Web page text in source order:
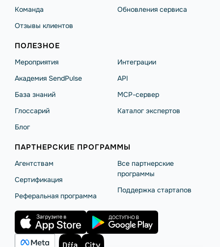
Команда
Отзывы клиентов
Обновления сервиса
ПОЛЕЗНОЕ
Мероприятия
Академия SendPulse
База знаний
Глоссарий
Блог
Интеграции
API
MCP-сервер
Каталог экспертов
ПАРТНЕРСКИЕ ПРОГРАММЫ
Агентствам
Сертификация
Реферальная программа
Все партнерские
программы
Поддержка стартапов